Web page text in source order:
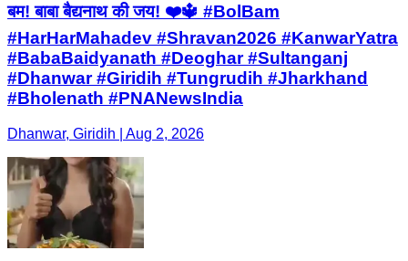
बम! बाबा बैद्यनाथ की जय! ❤️🔱 #BolBam
#HarHarMahadev #Shravan2026 #KanwarYatra
#BabaBaidyanath #Deoghar #Sultanganj
#Dhanwar #Giridih #Tungrudih #Jharkhand
#Bholenath #PNANewsIndia
Dhanwar, Giridih | Aug 2, 2026